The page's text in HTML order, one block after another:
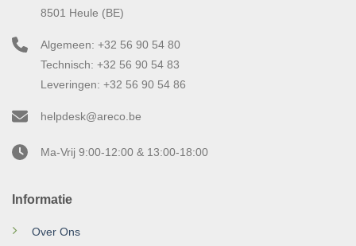
Informatie
Over Ons
8501 Heule (BE)
Algemeen: +32 56 90 54 80
Technisch: +32 56 90 54 83
Leveringen: +32 56 90 54 86
helpdesk@areco.be
Ma-Vrij 9:00-12:00 & 13:00-18:00